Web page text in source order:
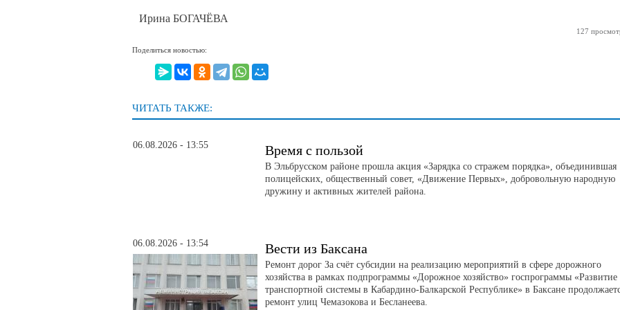
Ирина БОГАЧЁВА
127
Поделиться новостью:
ЧИТАТЬ ТАКЖЕ:
06.08.2026 - 13:55 Время с пользой
В Эльбрусском районе прошла акция «Зарядка со стражем порядка», объединившая
полицейских, общественный совет, «Движение Первых», добровольную народную
дружину и активных жителей района.
06.08.2026 - 13:54 Вести из Баксана
Ремонт дорог За счёт субсидии на реализацию мероприятий в сфере дорожного
хозяйства в рамках подпрограммы «Дорожное хозяйство» госпрограммы «Развитие
транспортной системы в Кабардино-Балкарской Республике» в Баксане
ремонт улиц Чемазокова и Бесланеева.